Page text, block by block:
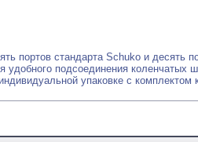
портов стандарта Schuko и
подсоединения коленчатых
упаковке с комплектом